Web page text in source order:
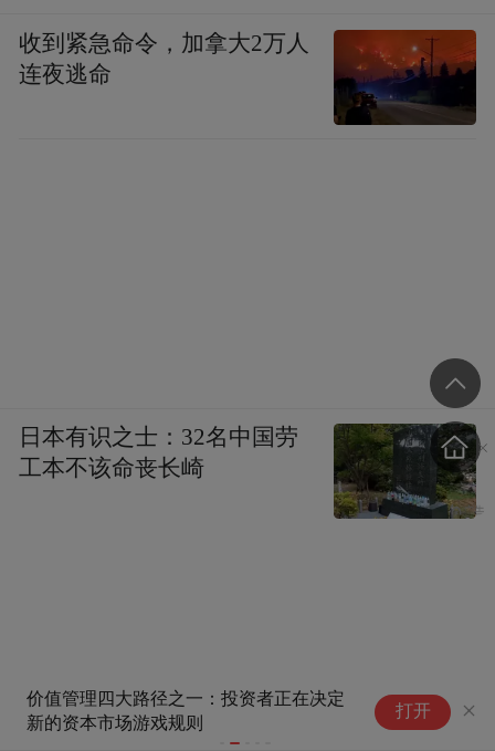
价值管理四大路径之一：投资者正在决定
新的资本市场游戏规则
打开
收到紧急命令，加拿大2万人
连夜逃命
日本有识之士：32名中国劳
工本不该命丧长崎